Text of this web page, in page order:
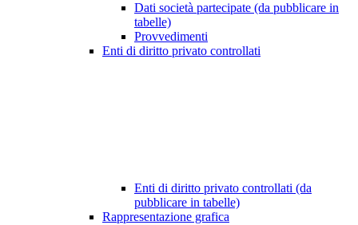
Dati società partecipate (da pubblicare in
tabelle)
Provvedimenti
Enti di diritto privato controllati
Enti di diritto privato controllati (da
pubblicare in tabelle)
Rappresentazione grafica